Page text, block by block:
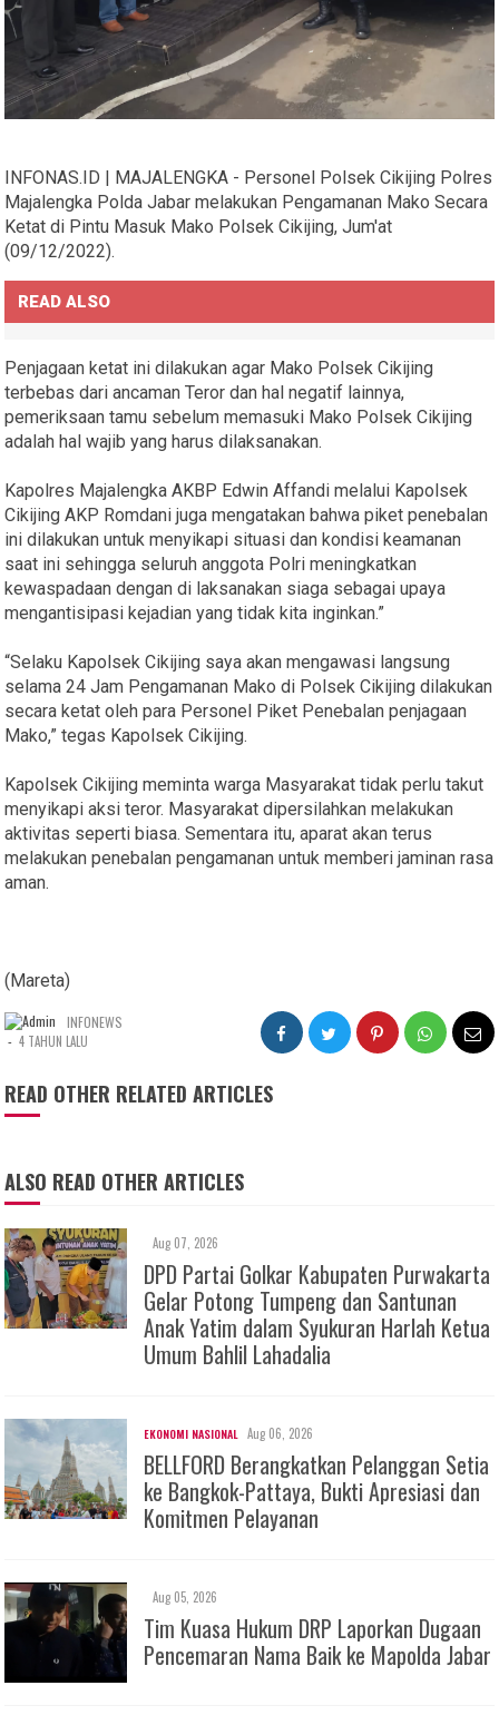
INFONAS.ID | MAJALENGKA - Personel Polsek Cikijing Polres
Majalengka Polda Jabar melakukan Pengamanan Mako Secara
Ketat di Pintu Masuk Mako Polsek Cikijing, Jum'at
(09/12/2022).
READ ALSO
Penjagaan ketat ini dilakukan agar Mako Polsek Cikijing
terbebas dari ancaman Teror dan hal negatif lainnya,
pemeriksaan tamu sebelum memasuki Mako Polsek Cikijing
adalah hal wajib yang harus dilaksanakan.
Kapolres Majalengka AKBP Edwin Affandi melalui Kapolsek
Cikijing AKP Romdani juga mengatakan bahwa piket penebalan
ini dilakukan untuk menyikapi situasi dan kondisi keamanan
saat ini sehingga seluruh anggota Polri meningkatkan
kewaspadaan dengan di laksanakan siaga sebagai upaya
mengantisipasi kejadian yang tidak kita inginkan.”
“Selaku Kapolsek Cikijing saya akan mengawasi langsung
selama 24 Jam Pengamanan Mako di Polsek Cikijing dilakukan
secara ketat oleh para Personel Piket Penebalan penjagaan
Mako,” tegas Kapolsek Cikijing.
Kapolsek Cikijing meminta warga Masyarakat tidak perlu takut
menyikapi aksi teror. Masyarakat dipersilahkan melakukan
aktivitas seperti biasa. Sementara itu, aparat akan terus
melakukan penebalan pengamanan untuk memberi jaminan rasa
aman.
(Mareta)
INFONEWS
- 4 TAHUN LALU
READ OTHER RELATED ARTICLES
ALSO READ OTHER ARTICLES
Aug 07, 2026
DPD Partai Golkar Kabupaten Purwakarta
Gelar Potong Tumpeng dan Santunan
Anak Yatim dalam Syukuran Harlah Ketua
Umum Bahlil Lahadalia
EKONOMI NASIONAL Aug 06, 2026
BELLFORD Berangkatkan Pelanggan Setia
ke Bangkok-Pattaya, Bukti Apresiasi dan
Komitmen Pelayanan
Aug 05, 2026
Tim Kuasa Hukum DRP Laporkan Dugaan
Pencemaran Nama Baik ke Mapolda Jabar